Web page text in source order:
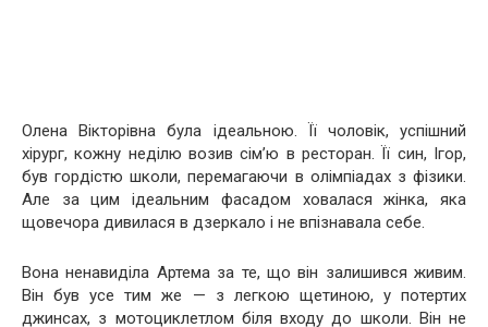
Олена Вікторівна була ідеальною. Її чоловік, успішний
хірург, кожну неділю возив сім’ю в ресторан. Її син, Ігор,
був гордістю школи, перемагаючи в олімпіадах з фізики.
Але за цим ідеальним фасадом ховалася жінка, яка
щовечора дивилася в дзеркало і не впізнавала себе.
Вона ненавиділа Артема за те, що він залишився живим.
Він був усе тим же — з легкою щетиною, у потертих
джинсах, з мотоциклетлом біля входу до школи. Він не